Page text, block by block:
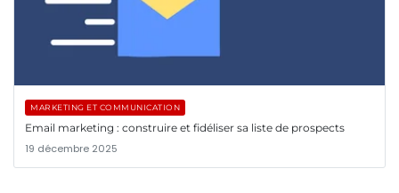
MARKETING ET COMMUNICATION
Email marketing : construire et fidéliser sa liste de prospects
19 décembre 2025